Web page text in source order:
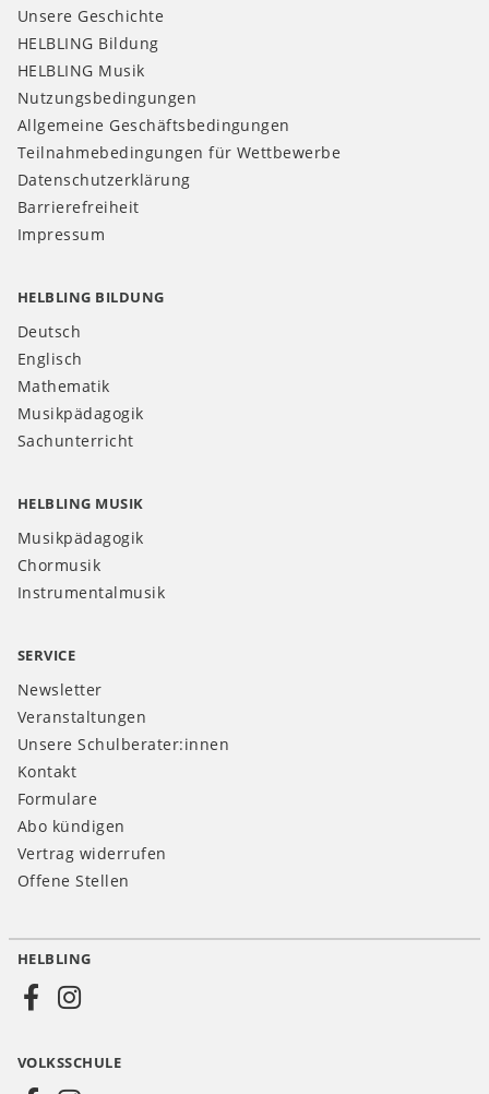
Unsere Geschichte
HELBLING Bildung
HELBLING Musik
Nutzungsbedingungen
Allgemeine Geschäftsbedingungen
Teilnahmebedingungen für Wettbewerbe
Datenschutzerklärung
Barrierefreiheit
Impressum
HELBLING BILDUNG
Deutsch
Englisch
Mathematik
Musikpädagogik
Sachunterricht
HELBLING MUSIK
Musikpädagogik
Chormusik
Instrumentalmusik
SERVICE
Newsletter
Veranstaltungen
Unsere Schulberater:innen
Kontakt
Formulare
Abo kündigen
Vertrag widerrufen
Offene Stellen
Social
HELBLING
VOLKSSCHULE